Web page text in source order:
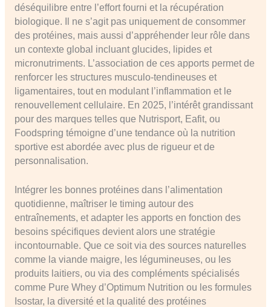
déséquilibre entre l’effort fourni et la récupération
biologique. Il ne s’agit pas uniquement de consommer
des protéines, mais aussi d’appréhender leur rôle dans
un contexte global incluant glucides, lipides et
micronutriments. L’association de ces apports permet de
renforcer les structures musculo-tendineuses et
ligamentaires, tout en modulant l’inflammation et le
renouvellement cellulaire. En 2025, l’intérêt grandissant
pour des marques telles que Nutrisport, Eafit, ou
Foodspring témoigne d’une tendance où la nutrition
sportive est abordée avec plus de rigueur et de
personnalisation.
Intégrer les bonnes protéines dans l’alimentation
quotidienne, maîtriser le timing autour des
entraînements, et adapter les apports en fonction des
besoins spécifiques devient alors une stratégie
incontournable. Que ce soit via des sources naturelles
comme la viande maigre, les légumineuses, ou les
produits laitiers, ou via des compléments spécialisés
comme Pure Whey d’Optimum Nutrition ou les formules
Isostar, la diversité et la qualité des protéines